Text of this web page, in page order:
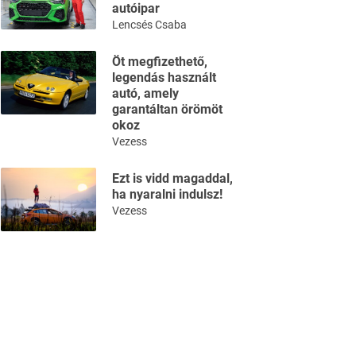
autóipar
Lencsés Csaba
Öt megfizethető,
legendás használt
autó, amely
garantáltan örömöt
okoz
Vezess
Ezt is vidd magaddal,
ha nyaralni indulsz!
Vezess